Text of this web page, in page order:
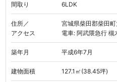
間取り 6LDK
住所／
アクセス
宮城県柴田郡柴田
電車: 阿武隈急行
築年月 平成6年7月
建物面積 127.1㎡(38.45坪)